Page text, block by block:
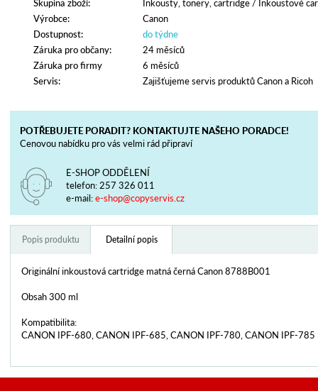
Skupina zboží:
Inkousty, tonery, cartridge / Inkoustové
Výrobce:
Canon
Dostupnost:
do týdne
Záruka pro občany:
24 měsíců
Záruka pro firmy
6 měsíců
Servis:
Zajišťujeme servis produktů Canon a Ricoh
POTŘEBUJETE PORADIT? KONTAKTUJTE NAŠEHO PORADCE!
Cenovou nabídku pro vás velmi rád připraví
E-SHOP ODDĚLENÍ
telefon: 257 326 011
e-mail:e-shop@copyservis.cz
Popis produktu Detailní popis
Originální inkoustová cartridge matná černá Canon 8788B001
Obsah 300 ml
Kompatibilita:
CANON IPF-680, CANON IPF-685, CANON IPF-780, CANON IPF-785